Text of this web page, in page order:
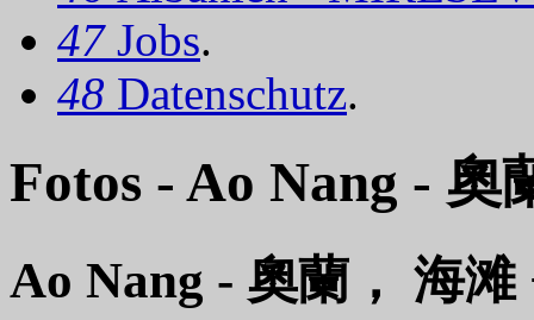
47 Jobs.
48 Datenschutz.
Fotos - Ao Nang - 奧
Ao Nang - 奧蘭， 海滩